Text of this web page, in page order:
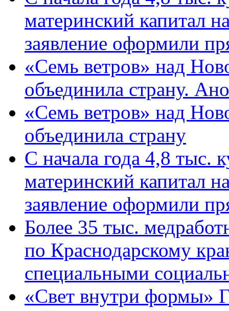
материнский капитал
заявление оформили
«Семь ветров» над
объединила страну.
«Семь ветров» над
объединила страну
С начала года 4,8 тыс.
материнский капитал
заявление оформили
Более 35 тыс.
по Краснодарскому
специальными
«Свет внутри формы»